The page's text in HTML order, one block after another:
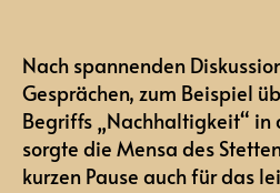
Nach spannenden
Gesprächen, zum Beispiel
Begriffs „Nachhaltigkeit“ in
sorgte die Mensa des
kurzen Pause auch für das